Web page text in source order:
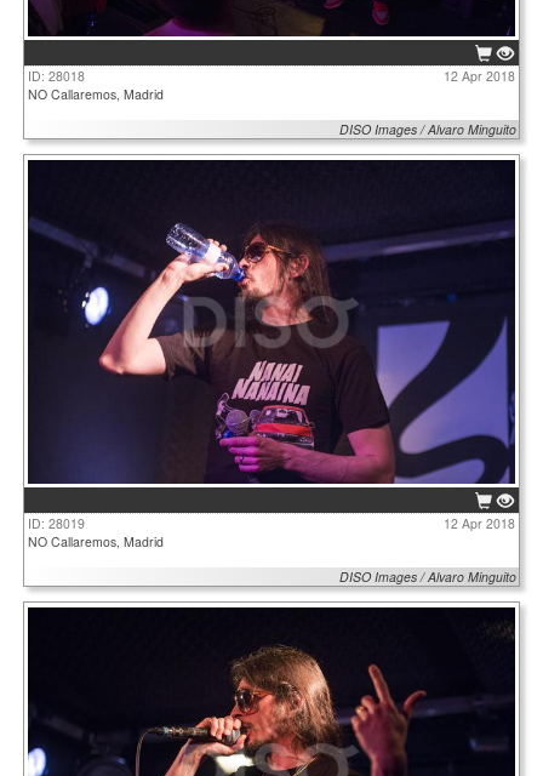
ID: 28018
12 Apr 2018
NO Callaremos, Madrid
DISO Images / Alvaro Minguito
ID: 28019
12 Apr 2018
NO Callaremos, Madrid
DISO Images / Alvaro Minguito